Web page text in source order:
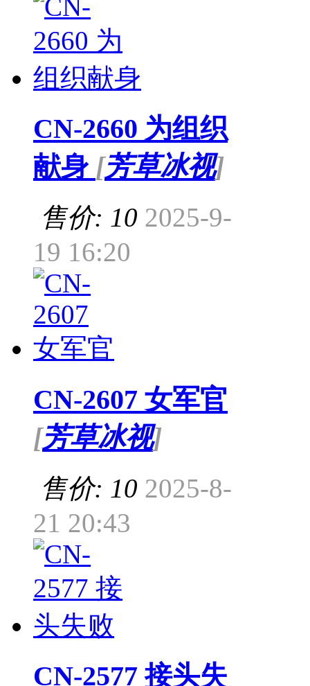
CN-2660 为组织
献身 [芳草冰视]
售价: 10 2025-9-
19 16:20
CN-2607 女军官
[芳草冰视]
售价: 10 2025-8-
21 20:43
CN-2577 接头失